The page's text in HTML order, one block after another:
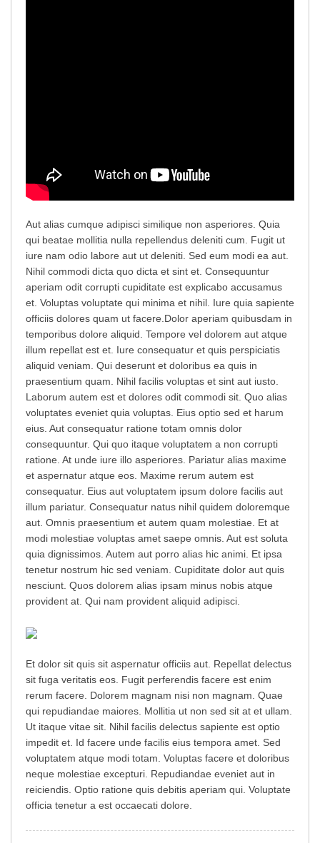
Aut alias cumque adipisci similique non asperiores. Quia
qui beatae mollitia nulla repellendus deleniti cum. Fugit ut
iure nam odio labore aut ut deleniti. Sed eum modi ea aut.
Nihil commodi dicta quo dicta et sint et. Consequuntur
aperiam odit corrupti cupiditate est explicabo accusamus
et. Voluptas voluptate qui minima et nihil. Iure quia sapiente
officiis dolores quam ut facere. Dolor aperiam quibusdam in
temporibus dolore aliquid. Tempore vel dolorem aut atque
illum repellat est et. Iure consequatur et quis perspiciatis
aliquid veniam. Qui deserunt et doloribus ea quis in
praesentium quam. Nihil facilis voluptas et sint aut iusto.
Laborum autem est et dolores odit commodi sit. Quo alias
voluptates eveniet quia voluptas. Eius optio sed et harum
eius. Aut consequatur ratione totam omnis dolor
consequuntur. Qui quo itaque voluptatem a non corrupti
ratione. At unde iure illo asperiores. Pariatur alias maxime
et aspernatur atque eos. Maxime rerum autem est
consequatur. Eius aut voluptatem ipsum dolore facilis aut
illum pariatur. Consequatur natus nihil quidem doloremque
aut. Omnis praesentium et autem quam molestiae. Et at
modi molestiae voluptas amet saepe omnis. Aut est soluta
quia dignissimos. Autem aut porro alias hic animi. Et ipsa
tenetur nostrum hic sed veniam. Cupiditate dolor aut quis
nesciunt. Quos dolorem alias ipsam minus nobis atque
provident at. Qui nam provident aliquid adipisci.
Et dolor sit quis sit aspernatur officiis aut. Repellat delectus
sit fuga veritatis eos. Fugit perferendis facere est enim
rerum facere. Dolorem magnam nisi non magnam. Quae
qui repudiandae maiores. Mollitia ut non sed sit at et ullam.
Ut itaque vitae sit. Nihil facilis delectus sapiente est optio
impedit et. Id facere unde facilis eius tempora amet. Sed
voluptatem atque modi totam. Voluptas facere et doloribus
neque molestiae excepturi. Repudiandae eveniet aut in
reiciendis. Optio ratione quis debitis aperiam qui. Voluptate
officia tenetur a est occaecati dolore.